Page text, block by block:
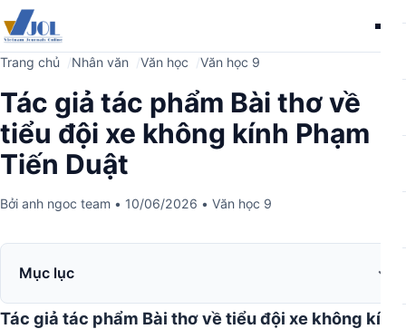
Trang chủ Nhân văn Văn học Văn học 9
Tác giả tác phẩm Bài thơ về
tiểu đội xe không kính Phạm
Tiến Duật
Bởi anh ngoc team • 10/06/2026 • Văn học 9
Mục lục
Tác giả tác phẩm Bài thơ về tiểu đội xe không kính